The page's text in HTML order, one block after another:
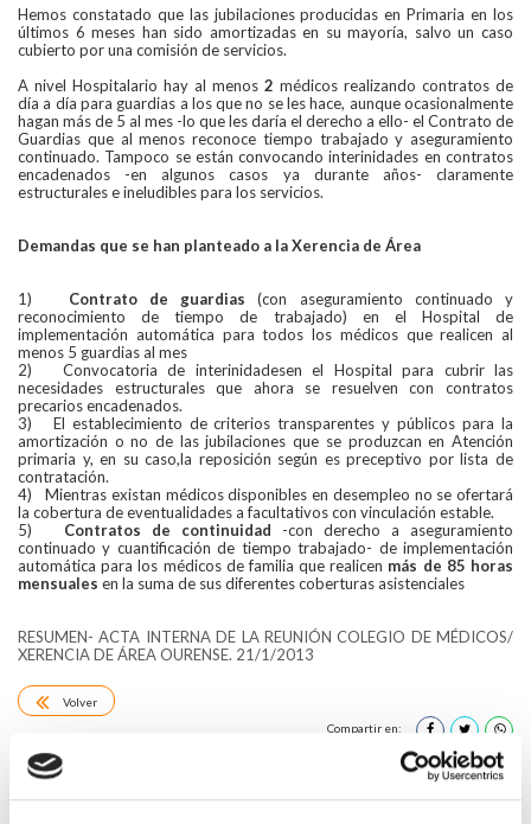
Hemos constatado que las jubilaciones producidas en Primaria en los
últimos 6 meses han sido amortizadas en su mayoría, salvo un caso
cubierto por una comisión de servicios.
A nivel Hospitalario hay al menos 2 médicos realizando contratos de
día a día para guardias a los que no se les hace, aunque ocasionalmente
hagan más de 5 al mes -lo que les daría el derecho a ello- el Contrato de
Guardias que al menos reconoce tiempo trabajado y aseguramiento
continuado. Tampoco se están convocando interinidades en contratos
encadenados -en algunos casos ya durante años- claramente
estructurales e ineludibles para los servicios.
Demandas que se han planteado a la Xerencia de Área
1) Contrato de guardias (con aseguramiento continuado y
reconocimiento de tiempo de trabajado) en el Hospital de
implementación automática para todos los médicos que realicen al
menos 5 guardias al mes
2) Convocatoria de interinidadesen el Hospital para cubrir las
necesidades estructurales que ahora se resuelven con contratos
precarios encadenados.
3) El establecimiento de criterios transparentes y públicos para la
amortización o no de las jubilaciones que se produzcan en Atención
primaria y, en su caso,la reposición según es preceptivo por lista de
contratación.
4) Mientras existan médicos disponibles en desempleo no se ofertará
la cobertura de eventualidades a facultativos con vinculación estable.
5) Contratos de continuidad -con derecho a aseguramiento
continuado y cuantificación de tiempo trabajado- de implementación
automática para los médicos de familia que realicen más de 85 horas
mensuales en la suma de sus diferentes coberturas asistenciales
RESUMEN- ACTA INTERNA DE LA REUNIÓN COLEGIO DE MÉDICOS/
XERENCIA DE ÁREA OURENSE. 21/1/2013
Volver
Compartir en:
HAZ UN COMENTARIO